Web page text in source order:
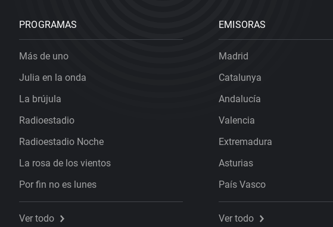
PROGRAMAS
Más de uno
Julia en la onda
La brújula
Radioestadio
Radioestadio Noche
La rosa de los vientos
Por fin no es lunes
Ver todo
EMISORAS
Madrid
Catalunya
Andalucía
Valencia
Extremadura
Asturias
País Vasco
Ver todo